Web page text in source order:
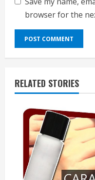
browser for the
RELATED STORIES